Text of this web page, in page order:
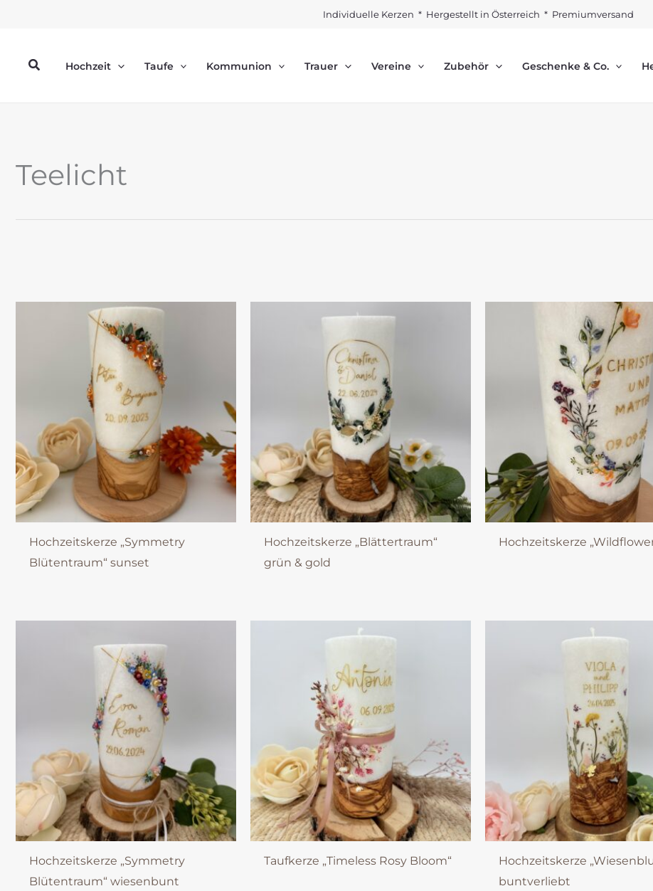
Individuelle Kerzen * Hergestellt in Österreich * Premiumversand
SuchenHochzeit Taufe Kommunion Trauer Vereine Zubehör Geschenke & Co.
Teelicht
Hochzeitskerze „Symmetry
Blütentraum“ sunset
Hochzeitskerze „Blättertraum“
grün & gold
Hochzeitskerze
Hochzeitskerze „Symmetry
Blütentraum“ wiesenbunt
Taufkerze „Timeless Rosy Bloom“
Hochzeitskerze
buntverliebt